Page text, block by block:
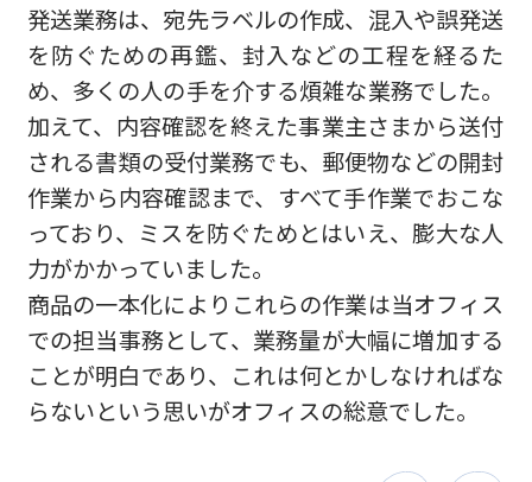
発送業務は、宛先ラベルの作成、混入や誤発送
を防ぐための再鑑、封入などの工程を経るた
め、多くの人の手を介する煩雑な業務でした。
加えて、内容確認を終えた事業主さまから送付
される書類の受付業務でも、郵便物などの開封
作業から内容確認まで、すべて手作業でおこな
っており、ミスを防ぐためとはいえ、膨大な人
力がかかっていました。
商品の一本化によりこれらの作業は当オフィス
での担当事務として、業務量が大幅に増加する
ことが明白であり、これは何とかしなければな
らないという思いがオフィスの総意でした。